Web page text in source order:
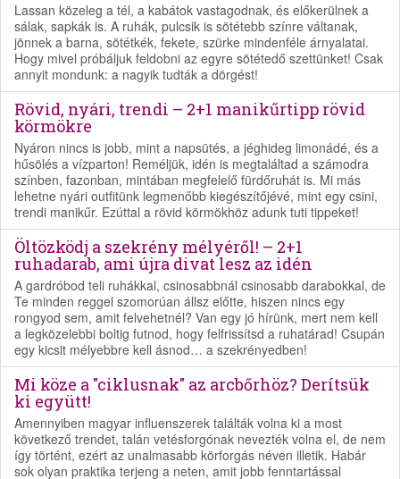
Lassan közeleg a tél, a kabátok vastagodnak, és előkerülnek a
sálak, sapkák is. A ruhák, pulcsik is sötétebb színre váltanak,
jönnek a barna, sötétkék, fekete, szürke mindenféle árnyalatai.
Hogy mivel próbáljuk feldobni az egyre sötétedő szettünket! Csak
annyit mondunk: a nagyik tudták a dörgést!
Rövid, nyári, trendi – 2+1 manikűrtipp rövid
körmökre
Nyáron nincs is jobb, mint a napsütés, a jéghideg limonádé, és a
hűsölés a vízparton! Reméljük, idén is megtaláltad a számodra
színben, fazonban, mintában megfelelő fürdőruhát is. Mi más
lehetne nyári outfitünk legmenőbb kiegészítőjévé, mint egy csini,
trendi manikűr. Ezúttal a rövid körmökhöz adunk tuti tippeket!
Öltözködj a szekrény mélyéről! – 2+1
ruhadarab, ami újra divat lesz az idén
A gardróbod teli ruhákkal, csinosabbnál csinosabb darabokkal, de
Te minden reggel szomorúan állsz előtte, hiszen nincs egy
rongyod sem, amit felvehetnél? Van egy jó hírünk, mert nem kell
a legközelebbi boltig futnod, hogy felfrissítsd a ruhatárad! Csupán
egy kicsit mélyebbre kell ásnod… a szekrényedben!
Mi köze a "ciklusnak" az arcbőrhöz? Derítsük
ki együtt!
Amennyiben magyar influenszerek találták volna ki a most
következő trendet, talán vetésforgónak nevezték volna el, de nem
így történt, ezért az unalmasabb körforgás néven illetik. Habár
sok olyan praktika terjeng a neten, amit jobb fenntartással